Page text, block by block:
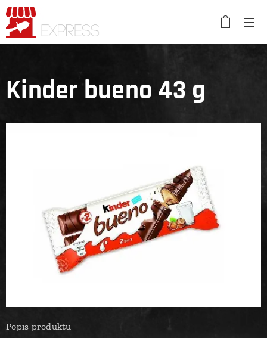
Kinder bueno 43 g
Popis produktu